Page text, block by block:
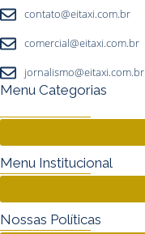
contato@eitaxi.com.br
comercial@eitaxi.com.br
jornalismo@eitaxi.com.br
Menu Categorias
Menu Institucional
Nossas Políticas